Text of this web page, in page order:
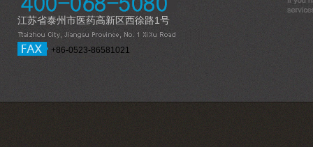
江苏省泰州市医药高新区西徐路1号
+86-0523-86581021